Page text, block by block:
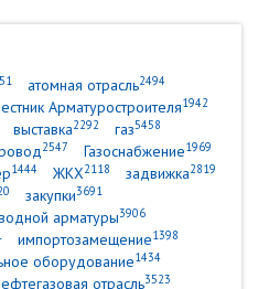
атомная отрасль2494
Арматуростроителя1942
выставка2292 газ5458
2547 Газоснабжение1969
1444 ЖКХ2118 задвижка2819
закупки3691
арматуры3906
импортозамещение1398
оборудование1434
отрасль3523